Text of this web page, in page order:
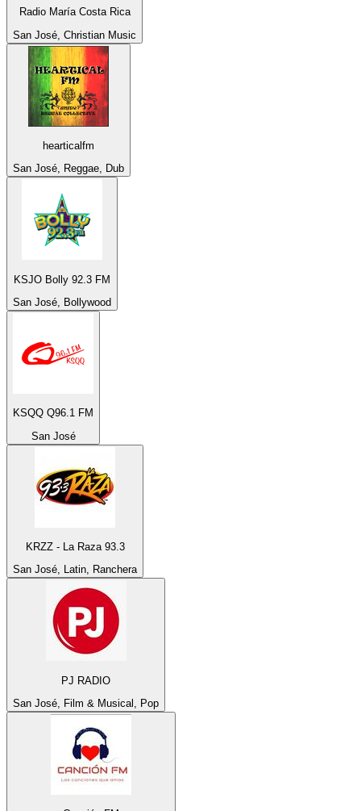
Radio María Costa Rica
San José, Christian Music
hearticalfm
San José, Reggae, Dub
KSJO Bolly 92.3 FM
San José, Bollywood
KSQQ Q96.1 FM
San José
KRZZ - La Raza 93.3
San José, Latin, Ranchera
PJ RADIO
San José, Film & Musical, Pop